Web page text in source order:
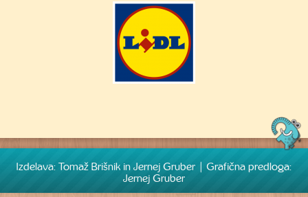
Festival Velenje
Izdelava: Tomaž Brišnik in Jernej Gruber | Grafična predloga:
Jernej Gruber